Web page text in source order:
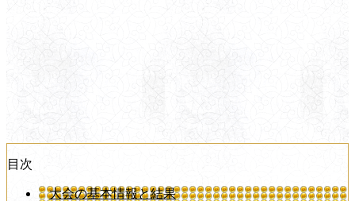
目次
大会の基本情報と結果